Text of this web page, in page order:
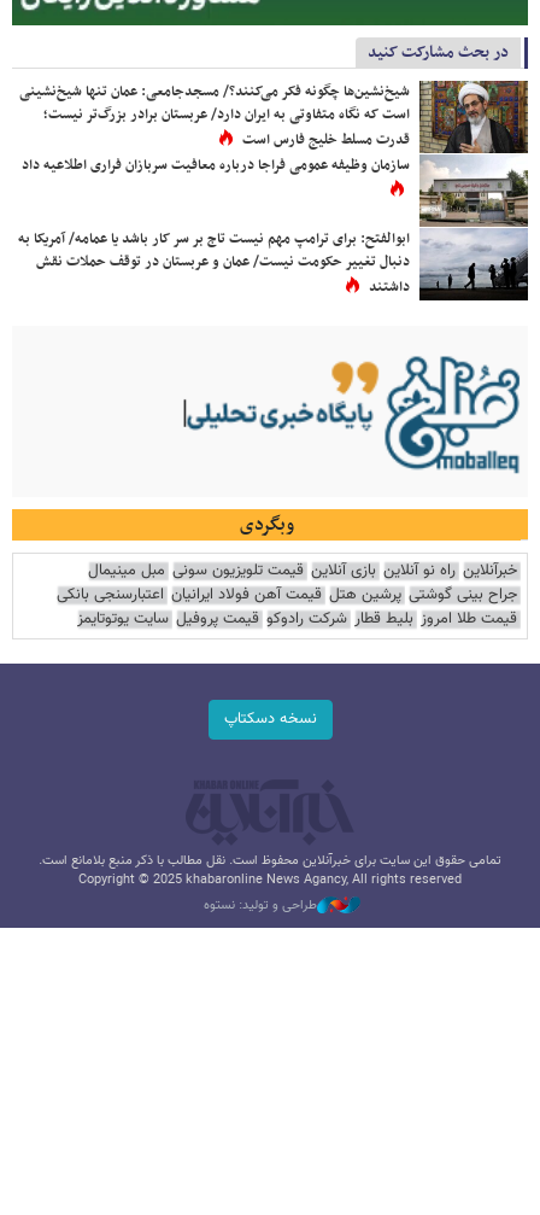
در بحث مشارکت کنید
شیخ‌نشین‌ها چگونه فکر می‌کنند؟/ مسجدجامعی: عمان تنها شیخ‌نشینی
است که نگاه متفاوتی به ایران دارد/ عربستان برادر بزرگ‌تر نیست؛
قدرت مسلط خلیج فارس است
سازمان وظیفه عمومی فراجا درباره معافیت سربازان فراری اطلاعیه داد
ابوالفتح: برای ترامپ مهم نیست تاج بر سر کار باشد یا عمامه/ آمریکا به
دنبال تغییر حکومت نیست/ عمان و عربستان در توقف حملات نقش
داشتند
وبگردی
خبرآنلاین راه نو آنلاین بازی آنلاین قیمت تلویزیون سونی مبل مینیمال
جراح بینی گوشتی پرشین هتل قیمت آهن فولاد ایرانیان اعتبارسنجی بانکی
قیمت طلا امروز بلیط قطار شرکت رادوکو قیمت پروفیل سایت یوتوتایمز
نسخه دسکتاپ
تمامی حقوق این سایت برای خبرآنلاین محفوظ است. نقل مطالب با ذکر منبع بلامانع است.
Copyright © 2025 khabaronline News Agancy, All rights reserved
طراحی و تولید: نستوه